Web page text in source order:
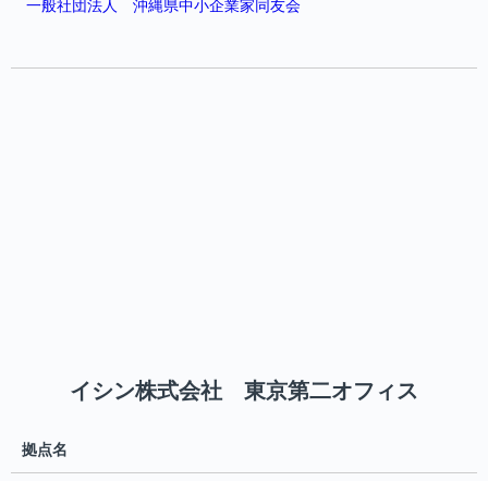
一般社団法人 沖縄県中小企業家同友会
イシン株式会社 東京第二オフィス
拠点名